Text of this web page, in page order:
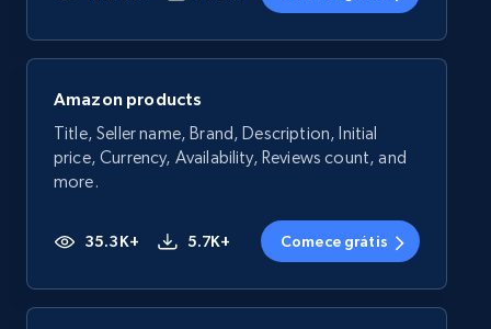
Amazon products
Title, Seller name, Brand, Description, Initial
price, Currency, Availability, Reviews count, and
more.
35.3K+ 5.7K+ Comece grátis